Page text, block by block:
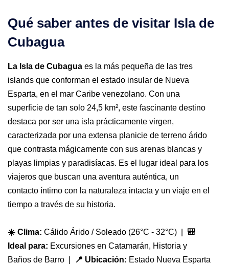
Qué saber antes de visitar Isla de
Cubagua
La Isla de Cubagua es la más pequeña de las tres
islands que conforman el estado insular de Nueva
Esparta, en el mar Caribe venezolano. Con una
superficie de tan solo 24,5 km², este fascinante destino
destaca por ser una isla prácticamente virgen,
caracterizada por una extensa planicie de terreno árido
que contrasta mágicamente con sus arenas blancas y
playas limpias y paradisíacas. Es el lugar ideal para los
viajeros que buscan una aventura auténtica, un
contacto íntimo con la naturaleza intacta y un viaje en el
tiempo a través de su historia.
☀️ Clima: Cálido Árido / Soleado (26°C - 32°C) | 🎒
Ideal para: Excursiones en Catamarán, Historia y
Baños de Barro |
📍 Ubicación: Estado Nueva Esparta